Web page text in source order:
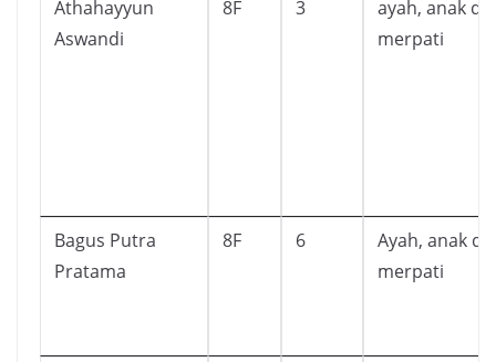
Athahayyun
Aswandi
8F 3
ayah, anak
merpati
Bagus Putra
Pratama
8F 6
Ayah, anak
merpati